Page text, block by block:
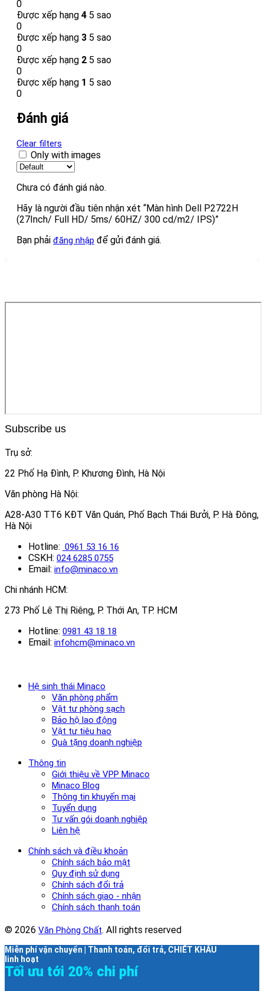
0
Được xếp hạng 4 5 sao
0
Được xếp hạng 3 5 sao
0
Được xếp hạng 2 5 sao
0
Được xếp hạng 1 5 sao
0
Đánh giá
Clear filters
Only with images
Chưa có đánh giá nào.
Hãy là người đầu tiên nhận xét “Màn hình Dell P2722H
(27Inch/ Full HD/ 5ms/ 60HZ/ 300 cd/m2/ IPS)”
Bạn phải đăng nhập để gửi đánh giá.
Subscribe us
Trụ sở:
22 Phố Hạ Đình, P. Khương Đình, Hà Nội
Văn phòng Hà Nội:
A28-A30 TT6 KĐT Văn Quán, Phố Bạch Thái Bưởi, P. Hà Đông,
Hà Nội
Hotline: 0961 53 16 16
CSKH: 024 6285 0755
Email: info@minaco.vn
Chi nhánh HCM:
273 Phố Lê Thị Riêng, P. Thới An, TP. HCM
Hotline: 0981 43 18 18
Email: infohcm@minaco.vn
Hệ sinh thái Minaco
Văn phòng phẩm
Vật tư phòng sạch
Bảo hộ lao động
Vật tư tiêu hao
Quà tặng doanh nghiệp
Thông tin
Giới thiệu về VPP Minaco
Minaco Blog
Thông tin khuyến mại
Tuyển dụng
Tư vấn gói doanh nghiệp
Liên hệ
Chính sách và điều khoản
Chính sách bảo mật
Quy định sử dụng
Chính sách đổi trả
Chính sách giao - nhận
Chính sách thanh toán
© 2026 Văn Phòng Chất. All rights reserved
Miễn phí vận chuyển | Thanh toán, đổi trả, CHIẾT KHẤU
linh hoạt
Tối ưu tới 20% chi phí